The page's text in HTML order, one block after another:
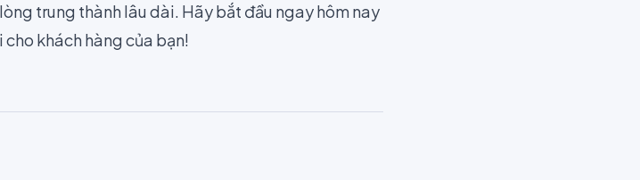
trung thành lâu dài. Hãy bắt đầu ngay hôm nay
khách hàng của bạn!